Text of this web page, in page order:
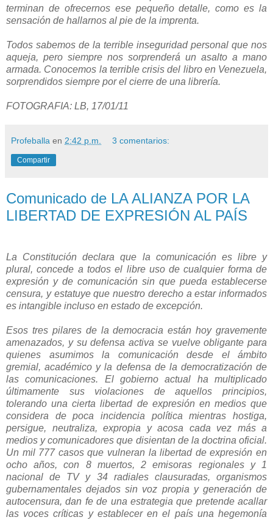
terminan de ofrecernos ese pequeño detalle, como es la
sensación de hallarnos al pie de la imprenta.
Todos sabemos de la terrible inseguridad personal que nos
aqueja, pero siempre nos sorprenderá un asalto a mano
armada. Conocemos la terrible crisis del libro en Venezuela,
sorprendidos siempre por el cierre de una librería.
FOTOGRAFIA: LB, 17/01/11
Profeballa en 2:42 p.m. 3 comentarios:
Compartir
Comunicado de LA ALIANZA POR LA
LIBERTAD DE EXPRESIÓN AL PAÍS
La Constitución declara que la comunicación es libre y
plural, concede a todos el libre uso de cualquier forma de
expresión y de comunicación sin que pueda establecerse
censura, y estatuye que nuestro derecho a estar informados
es intangible incluso en estado de excepción.
Esos tres pilares de la democracia están hoy gravemente
amenazados, y su defensa activa se vuelve obligante para
quienes asumimos la comunicación desde el ámbito
gremial, académico y la defensa de la democratización de
las comunicaciones. El gobierno actual ha multiplicado
últimamente sus violaciones de aquellos principios,
tolerando una cierta libertad de expresión en medios que
considera de poca incidencia política mientras hostiga,
persigue, neutraliza, expropia y acosa cada vez más a
medios y comunicadores que disientan de la doctrina oficial.
Un mil 777 casos que vulneran la libertad de expresión en
ocho años, con 8 muertos, 2 emisoras regionales y 1
nacional de TV y 34 radiales clausuradas, organismos
gubernamentales dejados sin voz propia y generación de
autocensura, dan fe de una estrategia que pretende acallar
las voces críticas y establecer en el país una hegemonía